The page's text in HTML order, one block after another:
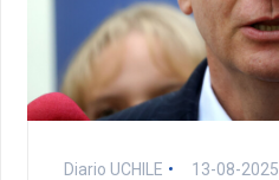
Diario UCHILE 13-08-2025